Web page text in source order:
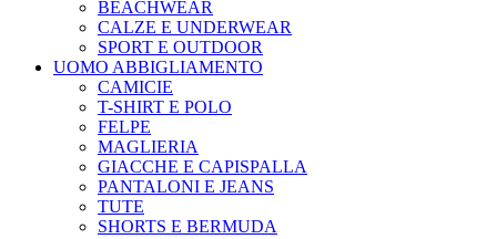
BEACHWEAR
CALZE E UNDERWEAR
SPORT E OUTDOOR
UOMO ABBIGLIAMENTO
CAMICIE
T-SHIRT E POLO
FELPE
MAGLIERIA
GIACCHE E CAPISPALLA
PANTALONI E JEANS
TUTE
SHORTS E BERMUDA